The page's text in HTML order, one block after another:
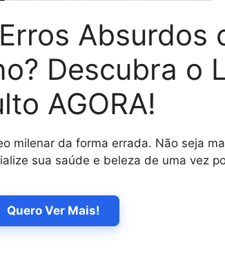
Absurdos
Descubra o
AGORA!
milenar da forma errada. Não seja
sua saúde e beleza de uma vez
Quero Ver Mais!